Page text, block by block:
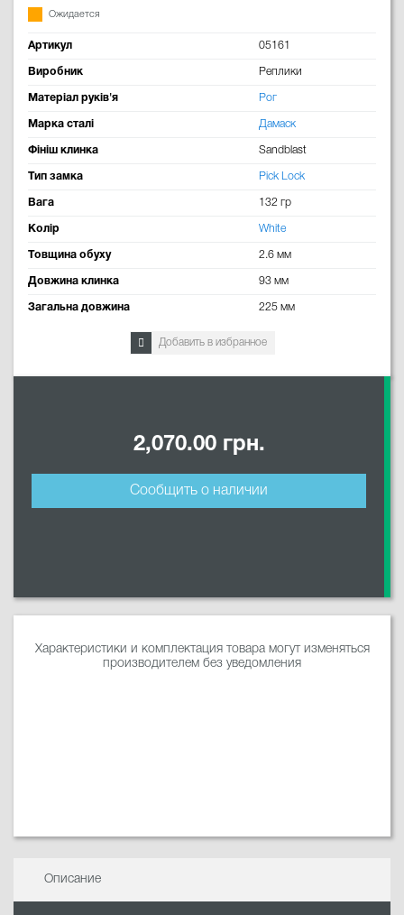
Ожидается
Артикул 05161
Виробник Реплики
Матеріал руків'я Рог
Марка сталі Дамаск
Фініш клинка Sandblast
Тип замка Pick Lock
Вага 132 гр
Колір White
Товщина обуху 2.6 мм
Довжина клинка 93 мм
Загальна довжина 225 мм
Добавить в избранное
2,070.00 грн.
Сообщить о наличии
Характеристики и комплектация товара могут изменяться
производителем без уведомления
Описание